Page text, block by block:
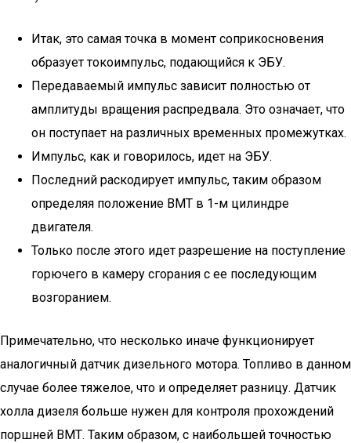
Итак, это самая точка в момент соприкосновения
образует токоимпульс, подающийся к ЭБУ.
Передаваемый импульс зависит полностью от
амплитуды вращения распредвала. Это означает, что
он поступает на различных временных промежутках.
Импульс, как и говорилось, идет на ЭБУ.
Последний раскодирует импульс, таким образом
определяя положение ВМТ в 1-м цилиндре
двигателя.
Только после этого идет разрешение на поступление
горючего в камеру сгорания с ее последующим
возгоранием.
Примечательно, что несколько иначе функционирует
аналогичный датчик дизельного мотора. Топливо в данном
случае более тяжелое, что и определяет разницу. Датчик
холла дизеля больше нужен для контроля прохождений
поршней ВМТ. Таким образом, с наибольшей точностью